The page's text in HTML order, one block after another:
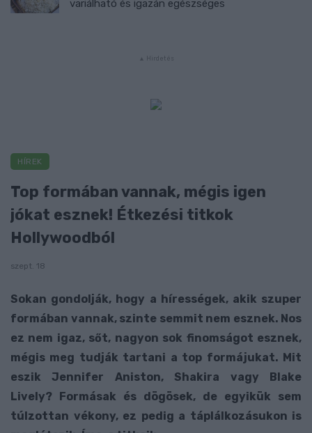
variálható és igazán egészséges
HÍREK
Top formában vannak, mégis igen
jókat esznek! Étkezési titkok
Hollywoodból
szept. 18
Sokan gondolják, hogy a hírességek, akik szuper
formában vannak, szinte semmit nem esznek. Nos
ez nem igaz, sőt, nagyon sok finomságot esznek,
mégis meg tudják tartani a top formájukat. Mit
eszik Jennifer Aniston, Shakira vagy Blake
Lively? Formásak és dögösek, de egyikük sem
túlzottan vékony, ez pedig a táplálkozásukon is